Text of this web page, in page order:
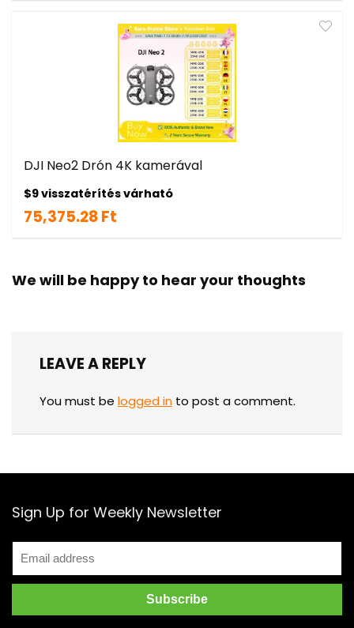
DJI Neo2 Drón 4K kamerával
$9 visszatérítés várható
75,375.28 Ft
We will be happy to hear your thoughts
LEAVE A REPLY
You must be logged in to post a comment.
Sign Up for Weekly Newsletter